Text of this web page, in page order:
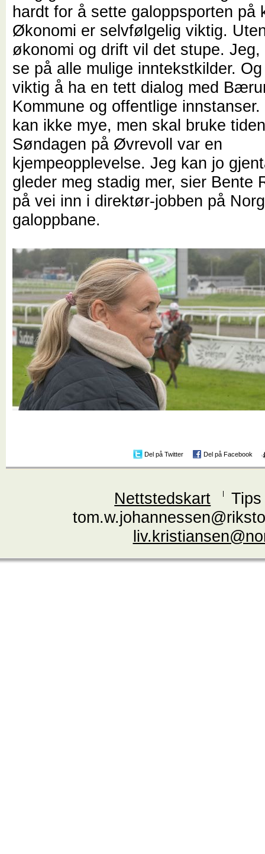
hardt for å sette galoppsporten på
Økonomi er selvfølgelig viktig.
økonomi og drift vil det stupe.
se på alle mulige inntekstkilder.
viktig å ha en tett dialog med
Kommune og offentlige
kan ikke mye, men skal bruke
Søndagen på Øvrevoll var en
kjempeopplevelse. Jeg kan jo
gleder meg stadig mer, sier Bente
på vei inn i direktør-jobben på
galoppbane.
Del på Twitter Del på Facebook
Nettstedskart